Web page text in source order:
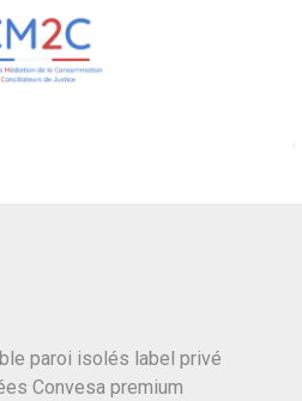
paroi isolés label privé
Convesa premium